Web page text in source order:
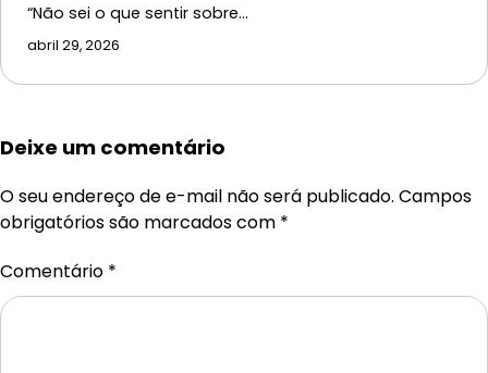
“Não sei o que sentir sobre…
abril 29, 2026
Deixe um comentário
O seu endereço de e-mail não será publicado. Campos
obrigatórios são marcados com *
Comentário *